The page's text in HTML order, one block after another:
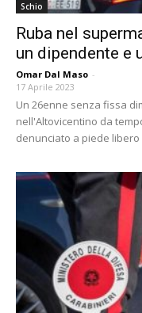
Schio
Ruba nel
un dipendente e
Omar Dal Maso -
17 Aprile 2023
Un 26enne senza fissa
nell'Altovicentino da
denunciato a piede libero